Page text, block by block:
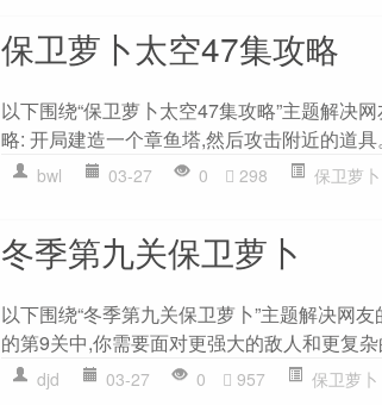
保卫萝卜太空47集攻略
以下围绕“保卫萝卜太空47集攻略”主题解决
略: 开局建造一个章鱼塔,然后攻击附近的道具
bwl 03-27 0 298 保卫萝卜
冬季第九关保卫萝卜
以下围绕“冬季第九关保卫萝卜”主题解决网
的第9关中,你需要面对更强大的敌人和更复杂
djd 03-27 0 957 保卫萝卜